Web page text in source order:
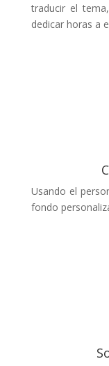
traducir el
dedicar horas a
Usando el
fondo